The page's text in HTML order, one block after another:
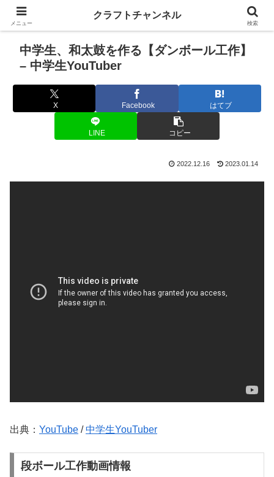
中学生、和太鼓を作る【ダンボール工作】
– 中学生YouTuber
X Facebook はてブ
LINE コピー
2022.12.16 2023.01.14
出典： YouTube /中学生YouTuber
段ボール工作動画情報
メニュー
クラフトチャンネル
検索